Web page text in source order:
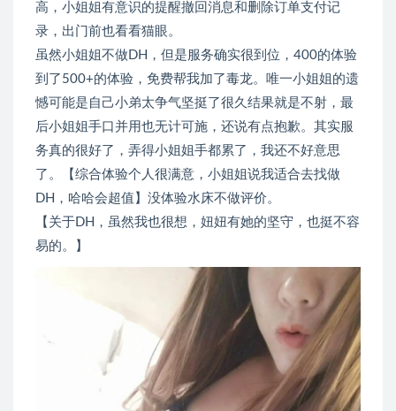
高，小姐姐有意识的提醒撤回消息和删除订单支付记
录，出门前也看看猫眼。
虽然小姐姐不做DH，但是服务确实很到位，400的体验
到了500+的体验，免费帮我加了毒龙。唯一小姐姐的遗
憾可能是自己小弟太争气坚挺了很久结果就是不射，最
后小姐姐手口并用也无计可施，还说有点抱歉。其实服
务真的很好了，弄得小姐姐手都累了，我还不好意思
了。【综合体验个人很满意，小姐姐说我适合去找做
DH，哈哈会超值】没体验水床不做评价。
【关于DH，虽然我也很想，妞妞有她的坚守，也挺不容
易的。】